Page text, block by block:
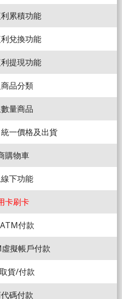
累積功能
兌換功能
提現功能
品分類
量商品
一價格及出貨
購物車
下功能
卡刷卡
付款
擬帳戶付款
貨/付款
碼付款